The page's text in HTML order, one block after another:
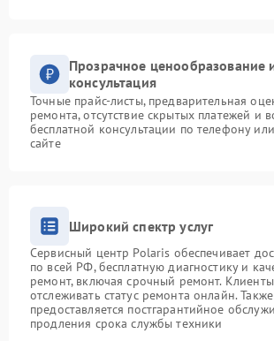
Прозрачное ценообразование
консультация
Точные прайс-листы, предварительная
ремонта, отсутствие скрытых платежей и
бесплатной консультации по телефону
сайте
Широкий спектр услуг
Сервисный центр Polaris обеспечивает
по всей РФ, бесплатную диагностику и
ремонт, включая срочный ремонт.
отслеживать статус ремонта онлайн. Также
предоставляется постгарантийное
продления срока службы техники